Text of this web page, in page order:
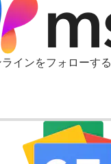
インをフォローする